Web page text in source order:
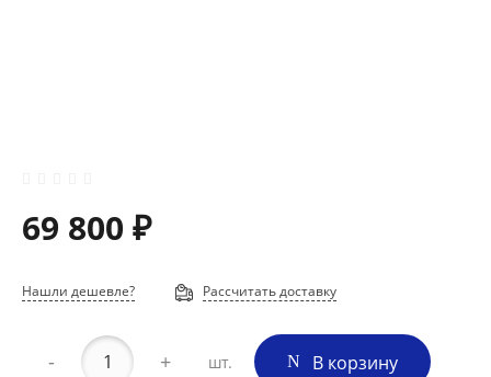
69 800 ₽
Нашли дешевле? Рассчитать доставку
- + шт. В корзину